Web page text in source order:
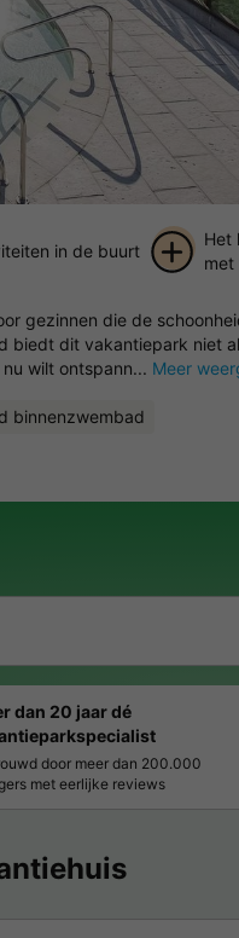
in de buurt
Het
met
gezinnen die de
biedt dit vakantiepark niet
wilt ontspann... Meer
binnenzwembad
dan 20 jaar dé
door meer dan 200.000
met eerlijke reviews